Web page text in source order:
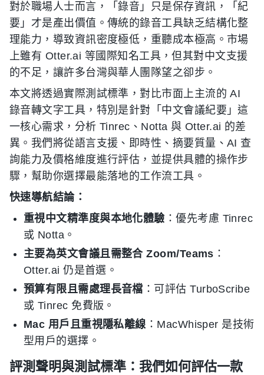
對於職場人士而言，「錄音」只是保存資訊，「紀
要」才是產出價值。傳統的錄音工具缺乏結構化整
理能力，導致資訊密度極低，重聽成本極高。市場
上雖有 Otter.ai 等國際知名工具，但其對中文支援
的不足，讓許多台灣與華人團隊望之卻步。
本文將透過實際測試標準，對比市面上主流的 AI
錄音轉文字工具，特別是針對「中文會議紀要」這
一核心需求，分析 Tinrec、Notta 與 Otter.ai 的差
異。我們將從語言支援、即時性、摘要質量、AI 查
詢能力及價格維度進行評估，並提供具體的操作步
驟，幫助你選擇最能落地的工作流工具。
快速導航結論：
重視中文精準度與本地化體驗 ：優先考慮 Tinrec
或 Notta。
主要為英文會議且需整合 Zoom/Teams ：
Otter.ai 仍是首選。
預算有限且需處理長音檔 ：可評估 TurboScribe
或 Tinrec 免費版。
Mac 用戶且重視隱私離線：MacWhisper 是技術
型用戶的選擇。
評測聲明與測試標準：我們如何評估一款